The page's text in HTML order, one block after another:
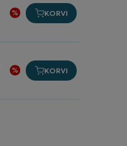
KORVI
KORVI